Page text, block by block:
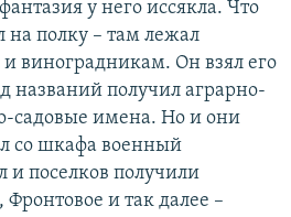
у него иссякла. Что
на полку – там лежал
виноградникам. Он взял его
названий получил аграрно-
садовые имена. Но и они
со шкафа военный
и поселков получили
и так далее –